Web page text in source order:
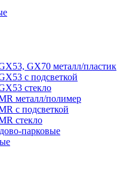
GX70 металл/пластик
с подсветкой
стекло
металл/полимер
с подсветкой
стекло
парковые